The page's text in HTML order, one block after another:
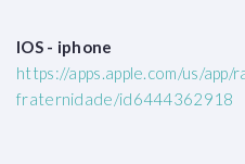
IOS - iphone
https://apps.apple.com/us/app/
fraternidade/id6444362918